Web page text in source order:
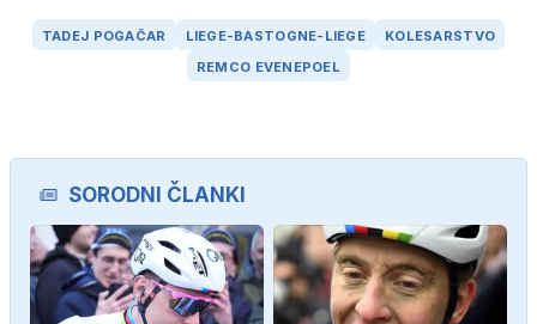
TADEJ POGAČAR LIEGE-BASTOGNE-LIEGE
KOLESARSTVO
REMCO EVENEPOEL
SORODNI ČLANKI